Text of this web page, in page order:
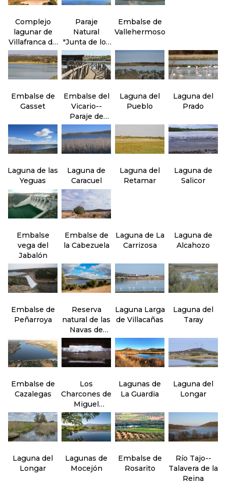
Complejo
lagunar de
Villafranca de
los
Caballeros
Paraje
Natural
"Junta de los
ríos" Záncara
y Cigüela
Embalse de
Vallehermoso
Embalse de
Gasset
Embalse del
Vicario--
Paraje de
Peralvillo
Laguna del
Pueblo
Laguna del
Prado
Laguna de las
Yeguas
Laguna de
Caracuel
Laguna del
Retamar
Laguna de
Salicor
Embalse
vega del
Jabalón
Embalse de
la Cabezuela
Laguna de La
Carrizosa
Laguna de
Alcahozo
Embalse de
Peñarroya
Reserva
natural de las
Navas de
Malagón
Laguna Larga
de Villacañas
Laguna del
Taray
Embalse de
Cazalegas
Los
Charcones de
Miguel
Esteban
Lagunas de
La Guardia
Laguna del
Longar
Laguna del
Longar
Lagunas de
Mocejón
Embalse de
Rosarito
Río Tajo--
Talavera de la
Reina